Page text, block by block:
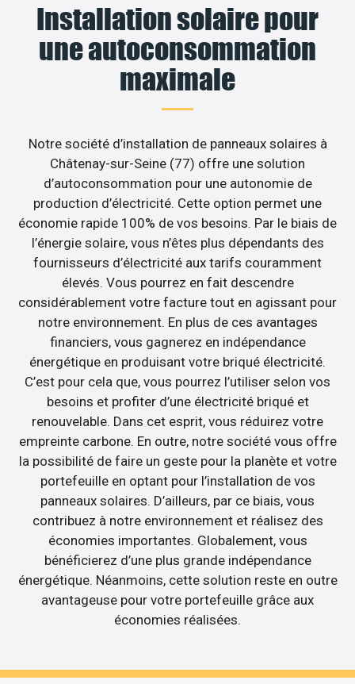
Installation solaire pour
une autoconsommation
maximale
Notre société d’installation de panneaux solaires à
Châtenay-sur-Seine (77) offre une solution
d’autoconsommation pour une autonomie de
production d’électricité. Cette option permet une
économie rapide 100% de vos besoins. Par le biais de
l’énergie solaire, vous n’êtes plus dépendants des
fournisseurs d’électricité aux tarifs couramment
élevés. Vous pourrez en fait descendre
considérablement votre facture tout en agissant pour
notre environnement. En plus de ces avantages
financiers, vous gagnerez en indépendance
énergétique en produisant votre briqué électricité.
C’est pour cela que, vous pourrez l’utiliser selon vos
besoins et profiter d’une électricité briqué et
renouvelable. Dans cet esprit, vous réduirez votre
empreinte carbone. En outre, notre société vous offre
la possibilité de faire un geste pour la planète et votre
portefeuille en optant pour l’installation de vos
panneaux solaires. D’ailleurs, par ce biais, vous
contribuez à notre environnement et réalisez des
économies importantes. Globalement, vous
bénéficierez d’une plus grande indépendance
énergétique. Néanmoins, cette solution reste en outre
avantageuse pour votre portefeuille grâce aux
économies réalisées.